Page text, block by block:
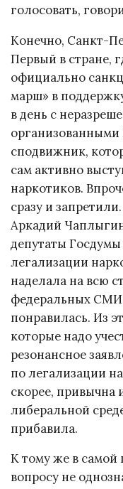
голосовать,
Конечно, Санкт-
Первый в стране,
официально
марш» в
в день с
сподвижник,
сам активно
наркотиков.
сразу и
Аркадий
депутаты Госдумы
легализации
наделала на всю
федеральных
понравилась. Из
которые надо
резонансное
по легализации
скорее, привычна
либеральной
прибавила.
К тому же в самой
вопросу не